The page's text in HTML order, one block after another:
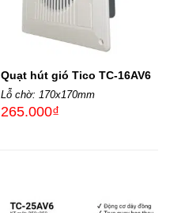
Quạt hút gió Tico TC-16AV6
Lỗ chờ: 170x170mm
265.000₫